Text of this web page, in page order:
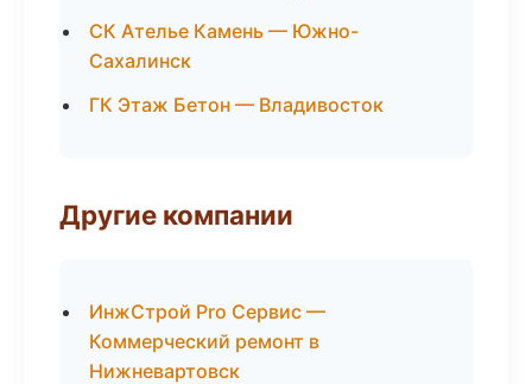
СК Ателье Камень — Южно-
Сахалинск
ГК Этаж Бетон — Владивосток
Другие компании
ИнжСтрой Pro Сервис —
Коммерческий ремонт в
Нижневартовск